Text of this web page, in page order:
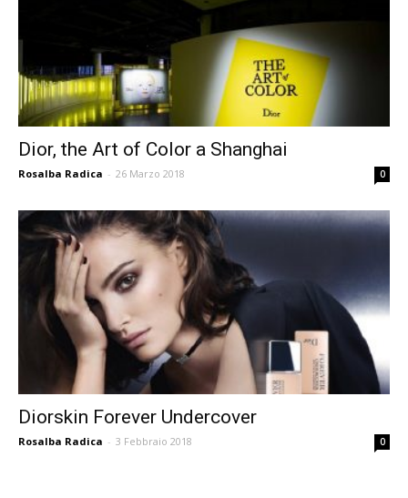
Dior, the Art of Color a Shanghai
Rosalba Radica - 26 Marzo 2018 0
Diorskin Forever Undercover
Rosalba Radica - 3 Febbraio 2018 0